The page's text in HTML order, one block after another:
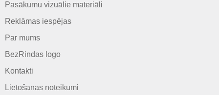
Pasākumu vizuālie materiāli
Reklāmas iespējas
Par mums
BezRindas logo
Kontakti
Lietošanas noteikumi